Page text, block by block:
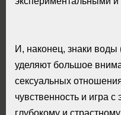
И, наконец, знаки
уделяют большое
сексуальных
чувственность и игра